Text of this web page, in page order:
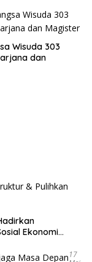
Wisuda 303
dan
Ekonomi
17